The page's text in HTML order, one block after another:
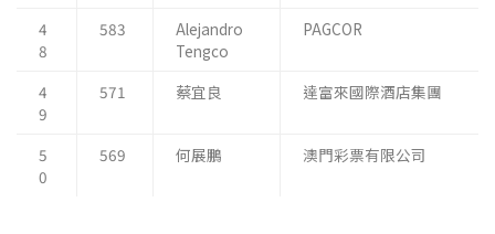
4
8
583
Alejandro
Tengco
PAGCOR
4
9
571 蔡宜良 達富來國際酒店集團
5
0
569 何展鵬 澳門彩票有限公司